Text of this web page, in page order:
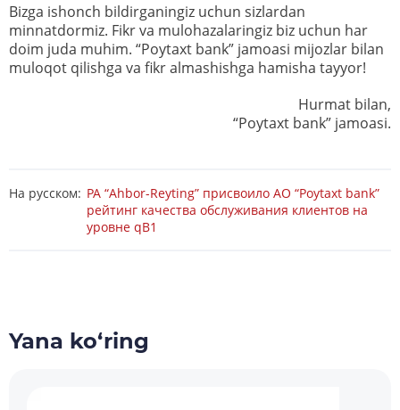
Bizga ishonch bildirganingiz uchun sizlardan
minnatdormiz. Fikr va mulohazalaringiz biz uchun har
doim juda muhim. “Poytaxt bank” jamoasi mijozlar bilan
muloqot qilishga va fikr almashishga hamisha tayyor!
Hurmat bilan,
“Poytaxt bank” jamoasi.
На русском: РА “Ahbor-Reyting” присвоило АО “Poytaxt bank”
рейтинг качества обслуживания клиентов на
уровне qB1
Yana ko‘ring